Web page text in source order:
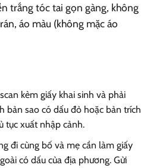
trắng tóc tai gọn gàng, không
áo màu (không mặc áo
kèm giấy khai sinh và phải
bản sao có dấu đỏ hoặc bản trích
tục xuất nhập cảnh.
đi cùng bố và mẹ cần làm giấy
có dấu của địa phương. Gửi